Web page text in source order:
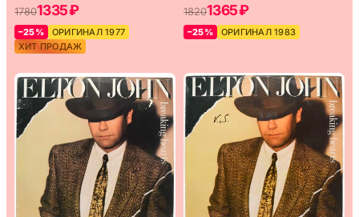
17801335 ₽
–25%
ОРИГИНАЛ 1977
ХИТ ПРОДАЖ
18201365 ₽
–25% ОРИГИНАЛ 1983